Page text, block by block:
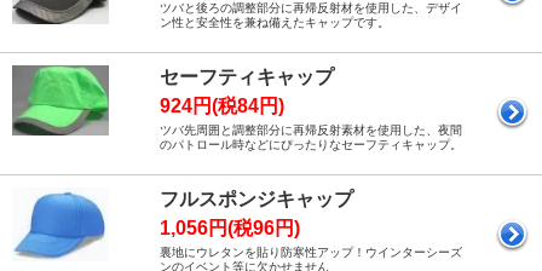
ツバと後ろの調整部分に再帰反射材を使用した、デザイ
ン性と安全性を兼ね備えたキャップです。
セーフティキャップ
924円(税84円)
ツバ先周囲と調整部分に再帰反射素材を使用した、夜間
のパトロール時などにぴったりなセーフティキャップ。
フルスポンジキャップ
1,056円(税96円)
裏地にウレタンを貼り防寒性アップ！ウインターシーズ
ンのイベント等に欠かせません